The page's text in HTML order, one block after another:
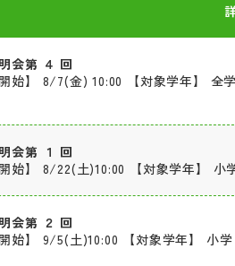
会第 ４ 回
開始】 8/7(金) 10:00 【対象学年】
会第 １ 回
開始】 8/22(土)10:00 【対象学年】 小
会第 ２ 回
開始】 9/5(土)10:00 【対象学年】 小